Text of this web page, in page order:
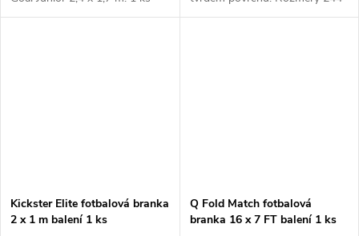
x 152 x 75 cm.
Kickster Elite fotbalová branka
2 x 1 m balení 1 ks
Q Fold Match fotbalová
branka 16 x 7 FT balení 1 ks